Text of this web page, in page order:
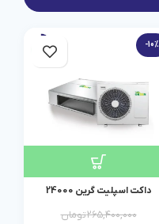
-10%
داکت اسپلیت گرین 24000
۲۶۵,۴۰۰,۰۰۰تومان